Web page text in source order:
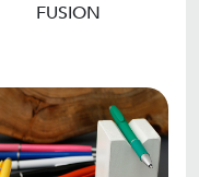
FUSION